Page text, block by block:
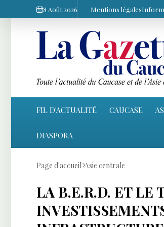
8 Août 2026 Mentions légales
FIL D'ACTUALITÉ CAUCASE
DIASPORA
Page d'accueil Asie centrale
LA B.E.R.D. ET LE